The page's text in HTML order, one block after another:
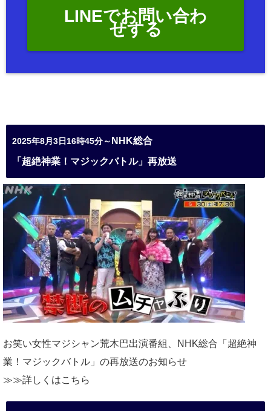
LINEでお問い合わ
せする
2025年8月3日16時45分～ NHK総合
「超絶神業！マジックバトル」再放送
お笑い女性マジシャン荒木巴出演番組、
NHK総合「超絶神
業！マジックバトル」の再放送のお知らせ
≫≫詳しくはこちら